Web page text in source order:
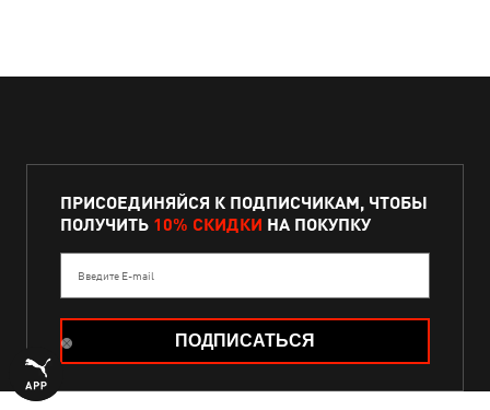
ПРИСОЕДИНЯЙСЯ К ПОДПИСЧИКАМ, ЧТОБЫ
ПОЛУЧИТЬ 10% СКИДКИ НА ПОКУПКУ
Введите E-mail
ПОДПИСАТЬСЯ